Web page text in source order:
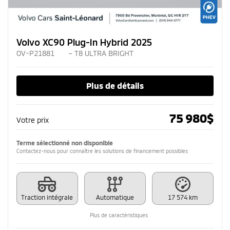
Volvo XC90 Plug-In Hybrid 2025
OV-P21881 – T8 ULTRA BRIGHT
Plus de détails
Votre prix 75 980$
Terme sélectionné non disponible
Contactez-nous pour connaître les solutions de financement possibles
Traction intégrale Automatique 17 574 km
Plus de caractéristiques